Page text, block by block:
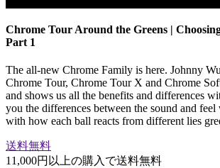
Chrome Tour Around the Greens |
Part 1
The all-new Chrome Family is here. Johnny
Chrome Tour, Chrome Tour X and Chrome
and shows us all the benefits and differences
you the differences between the sound and
with how each ball reacts from different lies
送料無料
11,000円以上の購入で送料無料